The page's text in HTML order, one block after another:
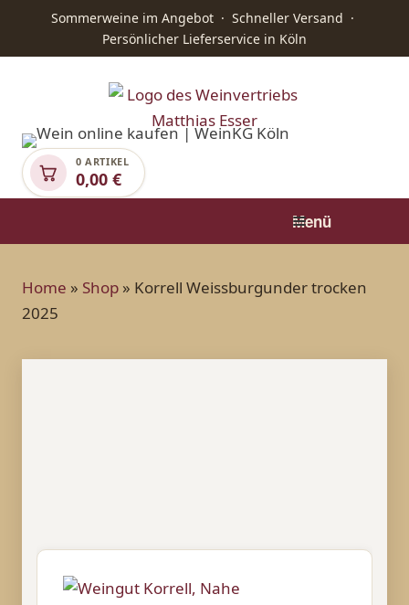
Sommerweine im Angebot · Schneller Versand ·
Persönlicher Lieferservice in Köln
0,00 €
0 ARTIKEL
Menü
Home » Shop » Korrell Weissburgunder trocken
2025